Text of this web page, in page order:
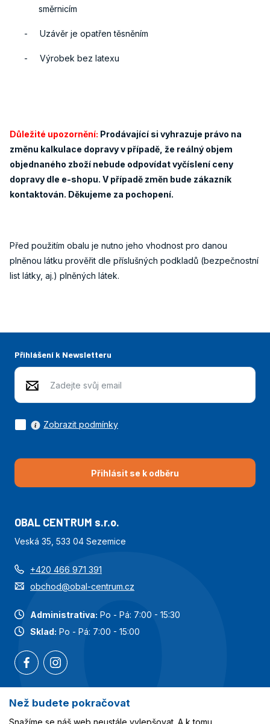
směrnicím
- Uzávěr je opatřen těsněním
- Výrobek bez latexu
Důležité upozornění: Prodávající si vyhrazuje právo na
změnu kalkulace dopravy v případě, že reálný objem
objednaného zboží nebude odpovídat vyčíslení ceny
dopravy dle e-shopu. V případě změn bude zákazník
kontaktován. Děkujeme za pochopení.
Před použitím obalu je nutno jeho vhodnost pro danou
plněnou látku prověřit dle příslušných podkladů (bezpečnostní
list látky, aj.) plněných látek.
Přihlášení k Newsletteru
Přihlásit se k odběru
Zobrazit podmínky
OBAL CENTRUM s.r.o.
Veská 35, 533 04 Sezemice
+420 466 971 391
obchod@obal-centrum.cz
Administrativa: Po - Pá: 7:00 - 15:30
Sklad: Po - Pá: 7:00 - 15:00
Nejoblíbenější kategorie
Než budete pokračovat
Snažíme se náš web neustále vylepšovat. A k tomu